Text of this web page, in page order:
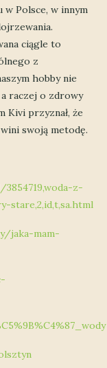
Polsce, w innym
ciągle to
z
hobby nie
raczej o zdrowy
Kivi przyznał, że
swoją metodę.
z-
stare,2,id,t,sa.html
jaka-mam-